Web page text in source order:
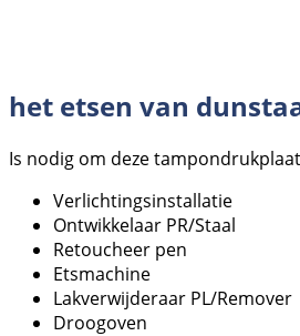
het etsen van
Is nodig om deze
Verlichtingsinstallatie
Ontwikkelaar PR/Staal
Retoucheer pen
Etsmachine
Lakverwijderaar PL/Remover
Droogoven